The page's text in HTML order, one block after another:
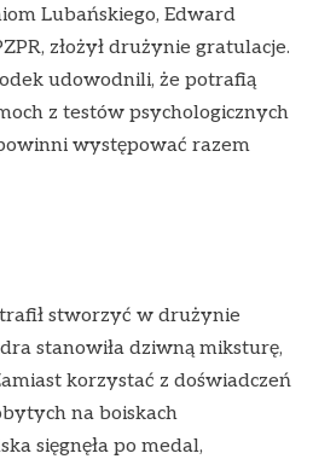
Lubańskiego, Edward
złożył drużynie gratulacje.
udowodnili, że potrafią
z testów psychologicznych
występować razem
stworzyć w drużynie
stanowiła dziwną miksturę,
korzystać z doświadczeń
na boiskach
sięgnęła po medal,